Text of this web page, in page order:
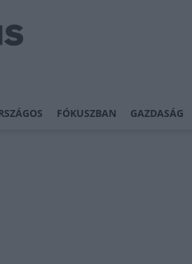
FÓKUSZBAN GAZDASÁG